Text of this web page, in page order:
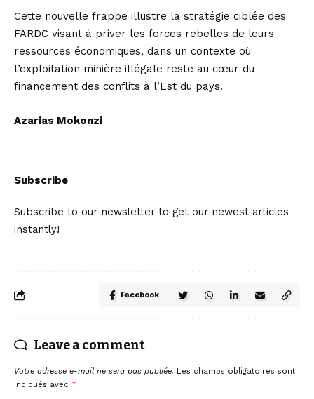
Cette nouvelle frappe illustre la stratégie ciblée des
FARDC visant à priver les forces rebelles de leurs
ressources économiques, dans un contexte où
l’exploitation minière illégale reste au cœur du
financement des conflits à l’Est du pays.
Azarias Mokonzi
Subscribe
Subscribe to our newsletter to get our newest articles
instantly!
Facebook
Leave a comment
Votre adresse e-mail ne sera pas publiée. Les champs obligatoires sont
indiqués avec *